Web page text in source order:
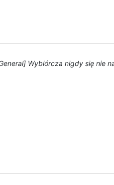
Wybiórcza nigdy się nie